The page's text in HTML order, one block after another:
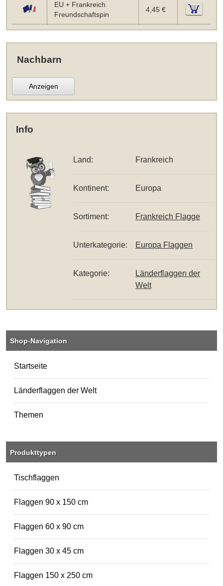
EU + Frankreich
Freundschaftspin
4,45 €
Nachbarn
Anzeigen
Info
Land: Frankreich
Kontinent: Europa
Sortiment: Frankreich Flagge
Unterkategorie: Europa Flaggen
Kategorie:
Länderflaggen der
Welt
Shop-Navigation
Startseite
Länderflaggen der Welt
Themen
Produkttypen
Tischflaggen
Flaggen 90 x 150 cm
Flaggen 60 x 90 cm
Flaggen 30 x 45 cm
Flaggen 150 x 250 cm